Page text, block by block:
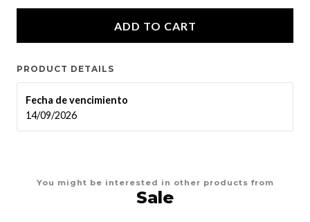
ADD TO CART
PRODUCT DETAILS
Fecha de vencimiento
14/09/2026
You might be interested in other products from
Sale